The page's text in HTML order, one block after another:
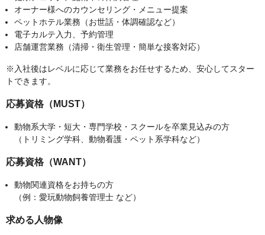
オーナー様へのカウンセリング・メニュー提案
ペットホテル業務（お世話・体調確認など）
電子カルテ入力、予約管理
店舗運営業務（清掃・衛生管理・簡単な接客対応）
※入社後はレベルに応じて業務をお任せするため、安心してスター
トできます。
応募資格（MUST）
動物系大学・短大・専門学校・スクールを卒業見込みの方
（トリミング学科、動物看護・ペット系学科など）
応募資格（WANT）
動物関連資格をお持ちの方
（例：愛玩動物飼養管理士 など）
求める人物像